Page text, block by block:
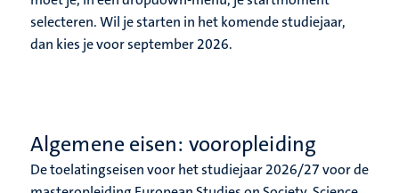
selecteren. Wil je starten in het komende studiejaar,
dan kies je voor september 2026.
Algemene eisen: vooropleiding
De toelatingseisen voor het studiejaar 2026/27 voor de